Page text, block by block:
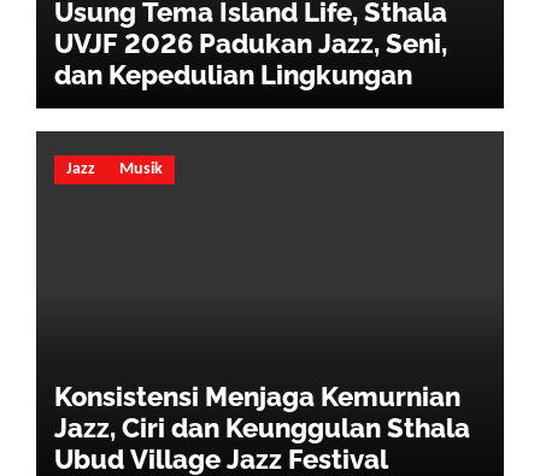
Usung Tema Island Life, Sthala
UVJF 2026 Padukan Jazz, Seni,
dan Kepedulian Lingkungan
Jazz Musik
Konsistensi Menjaga Kemurnian
Jazz, Ciri dan Keunggulan Sthala
Ubud Village Jazz Festival